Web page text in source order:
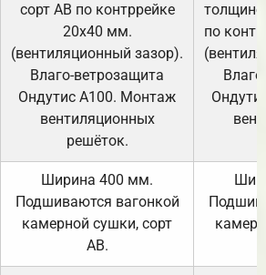
сорт АВ по контррейке
20х40 мм.
(вентиляционный зазор).
Влаго-ветрозащита
Ондутис А100. Монтаж
вентиляционных
решёток.
по
Ширина 400 мм.
Подшиваются вагонкой
камерной сушки, сорт
АВ.